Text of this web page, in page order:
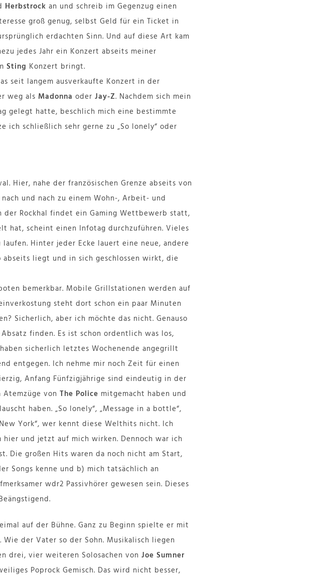
Herbstrock an und schreib im Gegenzug einen
groß genug, selbst Geld für ein Ticket in
erdachten Sinn. Und auf diese Art kam
jedes Jahr ein Konzert abseits meiner
Sting Konzert bringt.
seit langem ausverkaufte Konzert in der
weg als Madonna oder Jay-Z. Nachdem sich mein
gelegt hatte, beschlich mich eine bestimmte
schließlich sehr gerne zu „So lonely“ oder
Hier, nahe der französischen Grenze abseits von
und nach zu einem Wohn-, Arbeit- und
Rockhal findet ein Gaming Wettbewerb statt,
hat, scheint einen Infotag durchzuführen. Vieles
Hinter jeder Ecke lauert eine neue, andere
abseits liegt und in sich geschlossen wirkt, die
bemerkbar. Mobile Grillstationen werden auf
steht dort schon ein paar Minuten
Sicherlich, aber ich möchte das nicht. Genauso
finden. Es ist schon ordentlich was los,
sicherlich letztes Wochenende angegrillt
entgegen. Ich nehme mir noch Zeit für einen
Anfang Fünfzigjährige sind eindeutig in der
von The Police mitgemacht haben und
haben. „So lonely“, „Message in a bottle“,
York“, wer kennt diese Welthits nicht. Ich
und jetzt auf mich wirken. Dennoch war ich
Die großen Hits waren da noch nicht am Start,
Songs kenne und b) mich tatsächlich an
wdr2 Passivhörer gewesen sein. Dieses
auf der Bühne. Ganz zu Beginn spielte er mit
der Vater so der Sohn. Musikalisch liegen
drei, vier weiteren Solosachen von Joe Sumner
Poprock Gemisch. Das wird nicht besser,